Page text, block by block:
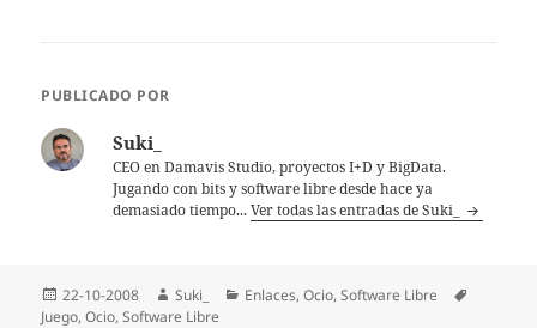
PUBLICADO POR
Suki_
CEO en Damavis Studio, proyectos I+D y BigData.
Jugando con bits y software libre desde hace ya
demasiado tiempo...Ver todas las entradas de Suki_
Publicado
el
22-10-2008 Autor
Suki_ Categorías
Enlaces,Ocio,Software Libre
Juego,Ocio,Software Libre